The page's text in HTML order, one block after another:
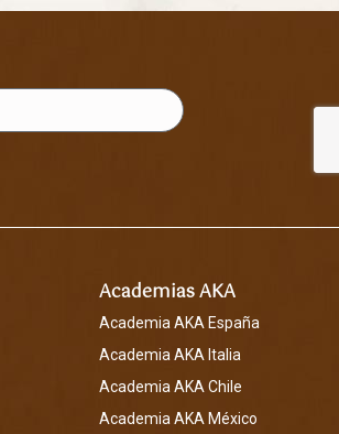
Academias AKA
Academia AKA España
Academia AKA Italia
Academia AKA Chile
Academia AKA México